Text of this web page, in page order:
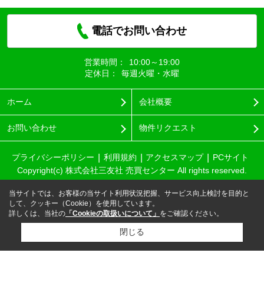
電話でお問い合わせ
営業時間：
10:00～19:00
定休日：
毎週火曜・水曜
ホーム 会社概要
お問い合わせ 物件リクエスト
プライバシーポリシー 利用規約 アクセスマップ
PCサイト
Copyright(c) 株式会社三友社 売買センター All rights reserved.
当サイトでは、お客様の当サイト利用状況把握、サービス向上検討を目的と
して、クッキー（Cookie）を使用しています。
詳しくは、当社の 「Cookieの取扱いについて」 をご確認ください。
閉じる